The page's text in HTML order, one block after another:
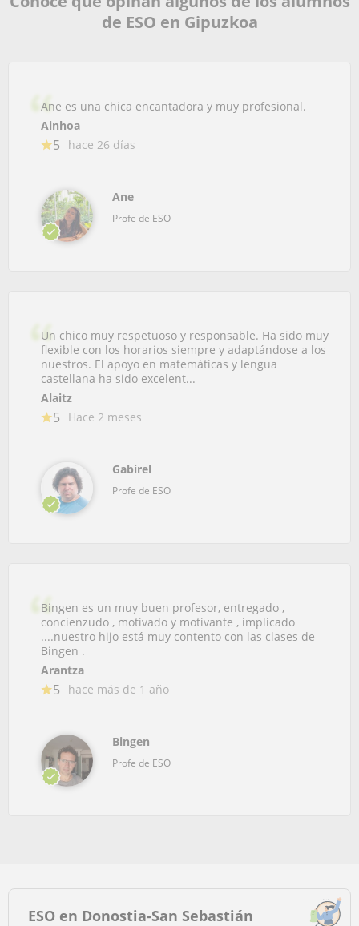
de ESO en Gipuzkoa
Ane es una chica encantadora y muy profesional.
Ainhoa
5 hace 26 días
Ane
Profe de ESO
Un chico muy respetuoso y responsable. Ha sido muy
flexible con los horarios siempre y adaptándose a los
nuestros. El apoyo en matemáticas y lengua
castellana ha sido excelent...
Alaitz
5 Hace 2 meses
Gabirel
Profe de ESO
Bingen es un muy buen profesor, entregado ,
concienzudo , motivado y motivante , implicado
....nuestro hijo está muy contento con las clases de
Bingen .
Arantza
5 hace más de 1 año
Bingen
Profe de ESO
ESO en Donostia-San Sebastián